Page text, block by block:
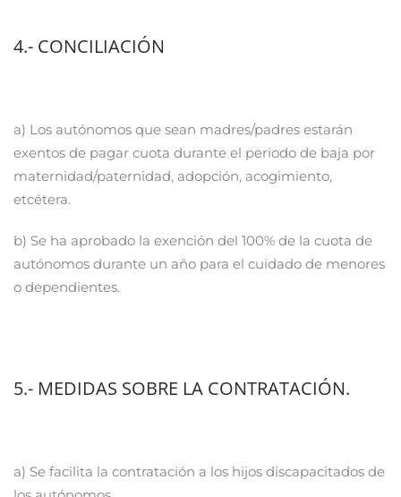
4.- CONCILIACIÓN
a) Los autónomos que sean madres/padres estarán
exentos de pagar cuota durante el periodo de baja por
maternidad/paternidad, adopción, acogimiento,
etcétera.
b) Se ha aprobado la exención del 100% de la cuota de
autónomos durante un año para el cuidado de menores
o dependientes.
5.- MEDIDAS SOBRE LA CONTRATACIÓN.
a) Se facilita la contratación a los hijos discapacitados de